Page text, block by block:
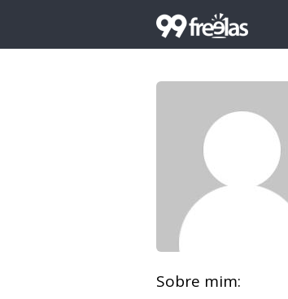
Sobre mim: